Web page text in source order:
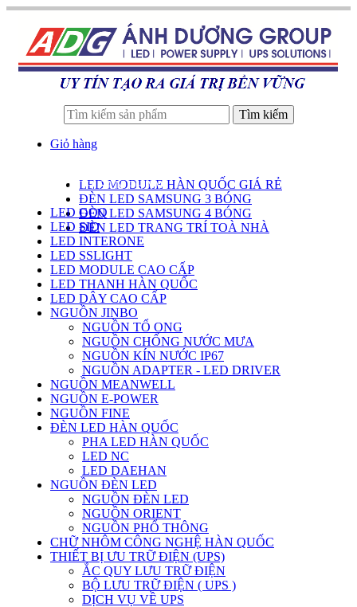
Tìm kiếm
Giỏ hàng
LED MODULE HÀN QUỐC GIÁ RẺ
ĐÈN LED SAMSUNG 3 BÓNG
ĐÈN LED SAMSUNG 4 BÓNG
ĐÈN LED TRANG TRÍ TOÀ NHÀ
DANH SÁCH SẢN PHẨM
LED GOQ
LED SID
LED INTERONE
LED SSLIGHT
LED MODULE CAO CẤP
LED THANH HÀN QUỐC
LED DÂY CAO CẤP
NGUỒN JINBO
NGUỒN TỔ ONG
NGUỒN CHỐNG NƯỚC MƯA
NGUỒN KÍN NƯỚC IP67
NGUỒN ADAPTER - LED DRIVER
NGUỒN MEANWELL
NGUỒN E-POWER
NGUỒN FINE
ĐÈN LED HÀN QUỐC
PHA LED HÀN QUỐC
LED NC
LED DAEHAN
NGUỒN ĐÈN LED
NGUỒN ĐÈN LED
NGUỒN ORIENT
NGUỒN PHỔ THÔNG
CHỮ NHÔM CÔNG NGHỆ HÀN QUỐC
THIẾT BỊ ƯU TRỮ ĐIỆN (UPS)
ẮC QUY LƯU TRỮ ĐIỆN
BỘ LƯU TRỮ ĐIỆN ( UPS )
DỊCH VỤ VỀ UPS